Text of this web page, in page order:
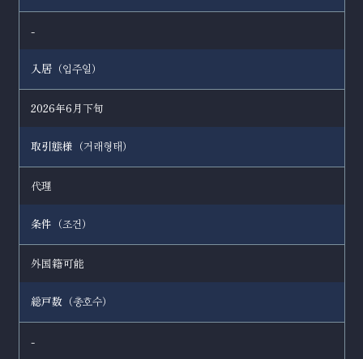
-
入居（입주일 ）
2026年6月下旬
取引態様（거래형태 ）
代理
条件（조건 ）
外国籍可能
総戸数（총호수）
-